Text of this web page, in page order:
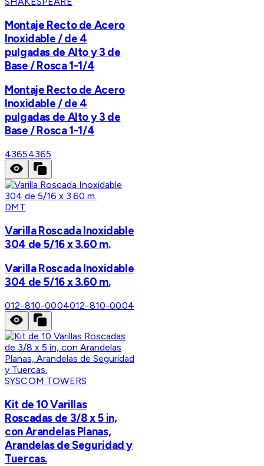
Montaje Recto de Acero
Inoxidable / de 4
pulgadas de Alto y 3 de
Base / Rosca 1-1/4
Montaje Recto de Acero
Inoxidable / de 4
pulgadas de Alto y 3 de
Base / Rosca 1-1/4
43654365
DMT
Varilla Roscada Inoxidable
304 de 5/16 x 3.60 m.
Varilla Roscada Inoxidable
304 de 5/16 x 3.60 m.
012-810-0004012-810-0004
SYSCOM TOWERS
Kit de 10 Varillas
Roscadas de 3/8 x 5 in,
con Arandelas Planas,
Arandelas de Seguridad y
Tuercas.